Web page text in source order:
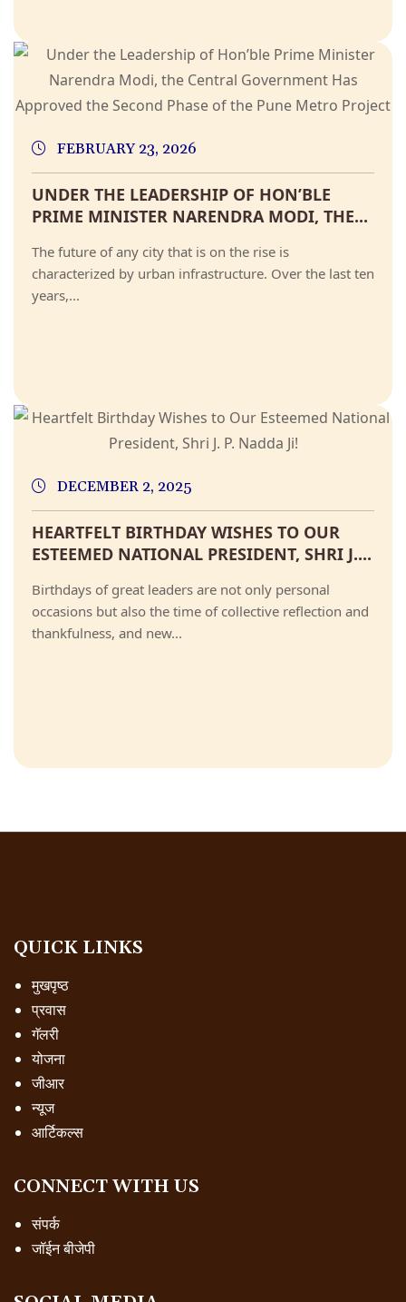
FEBRUARY 23, 2026
UNDER THE LEADERSHIP OF HON’BLE
PRIME MINISTER NARENDRA MODI, THE...
The future of any city that is on the rise is
characterized by urban infrastructure. Over the last ten
years,...
DECEMBER 2, 2025
HEARTFELT BIRTHDAY WISHES TO OUR
ESTEEMED NATIONAL PRESIDENT, SHRI J....
Birthdays of great leaders are not only personal
occasions but also the time of collective reflection and
thankfulness, and new...
QUICK LINKS
मुखपृष्ठ
प्रवास
गॅलरी
योजना
जीआर
न्यूज
आर्टिकल्स
CONNECT WITH US
संपर्क
जॉईन बीजेपी